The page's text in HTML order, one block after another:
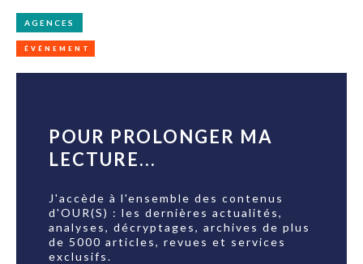
AGENCES
ÉVÉNEMENT
POUR PROLONGER MA
LECTURE...
J'accède à l'ensemble des contenus
d'OUR(S) : les dernières actualités,
analyses, décryptages, archives de plus
de 5000 articles, revues et services
exclusifs.